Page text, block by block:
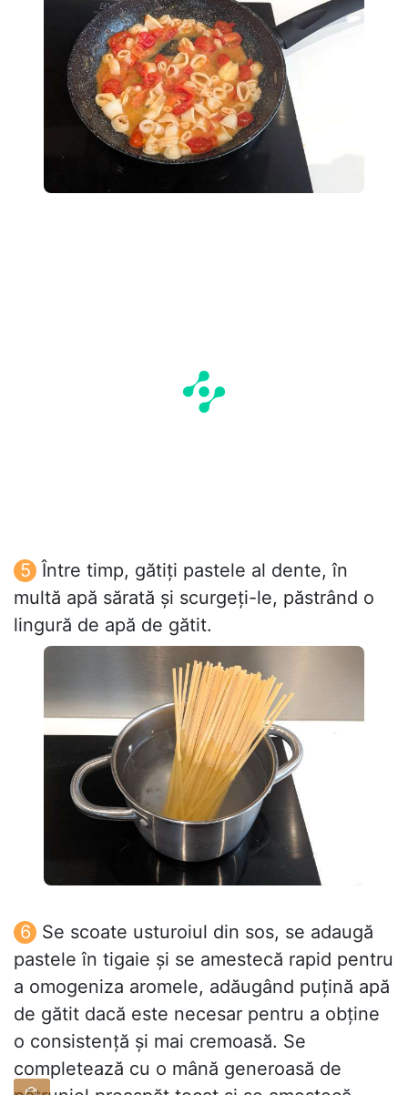
Între timp, gătiți pastele al dente, în
multă apă sărată și scurgeți-le, păstrând o
lingură de apă de gătit.
Se scoate usturoiul din sos, se adaugă
pastele în tigaie și se amestecă rapid pentru
a omogeniza aromele, adăugând puțină apă
de gătit dacă este necesar pentru a obține
o consistență și mai cremoasă. Se
completează cu o mână generoasă de